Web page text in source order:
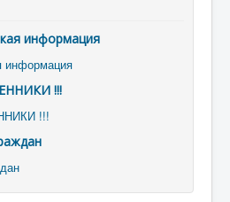
информация
информация
!!!
!!!